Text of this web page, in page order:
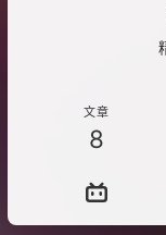
文章
8